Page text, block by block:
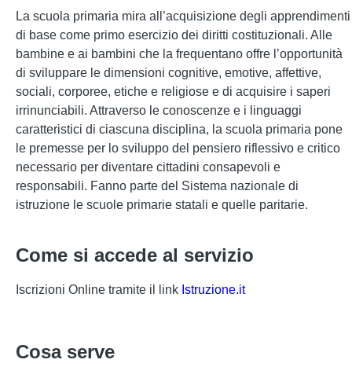
La scuola primaria mira all’acquisizione degli apprendimenti
di base come primo esercizio dei diritti costituzionali. Alle
bambine e ai bambini che la frequentano offre l’opportunità
di sviluppare le dimensioni cognitive, emotive, affettive,
sociali, corporee, etiche e religiose e di acquisire i saperi
irrinunciabili. Attraverso le conoscenze e i linguaggi
caratteristici di ciascuna disciplina, la scuola primaria pone
le premesse per lo sviluppo del pensiero riflessivo e critico
necessario per diventare cittadini consapevoli e
responsabili. Fanno parte del Sistema nazionale di
istruzione le scuole primarie statali e quelle paritarie.
Come si accede al servizio
Iscrizioni Online tramite il link Istruzione.it
Cosa serve